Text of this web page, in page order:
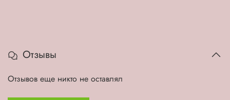
Отзывы
Отзывов еще никто не оставлял